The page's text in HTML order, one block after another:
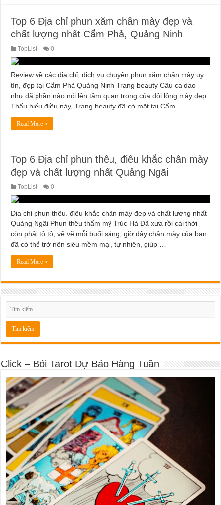
Top 6 Địa chỉ phun xăm chân mày đẹp và
chất lượng nhất Cẩm Phả, Quảng Ninh
TopList 0
Review về các địa chỉ, dịch vụ chuyên phun xăm chân mày uy
tín, đẹp tại Cẩm Phả Quảng Ninh Trang beauty Câu ca dao
như đã phần nào nói lên tầm quan trọng của đôi lông mày đẹp.
Thấu hiểu điều này, Trang beauty đã có mặt tại Cẩm …
Read More »
Top 6 Địa chỉ phun thêu, điêu khắc chân mày
đẹp và chất lượng nhất Quảng Ngãi
TopList 0
Địa chỉ phun thêu, điêu khắc chân mày đẹp và chất lượng nhất
Quảng Ngãi Phun thêu thẩm mỹ Trúc Hà Đã xưa rồi cái thời
còn phải tô tô, vẽ vẽ mỗi buổi sáng, giờ đây chân mày của bạn
đã có thể trở nên siêu mềm mại, tự nhiên, giúp …
Read More »
Click – Bói Tarot Dự Báo Hàng Tuần